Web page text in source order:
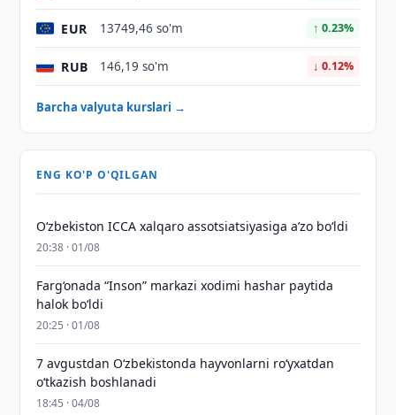
EUR 13749,46 so'm ↑ 0.23%
RUB 146,19 so'm ↓ 0.12%
Barcha valyuta kurslari →
ENG KO'P O'QILGAN
O‘zbekiston ICCA xalqaro assotsiatsiyasiga aʼzo bo‘ldi
20:38 · 01/08
Farg‘onada “Inson” markazi xodimi hashar paytida
halok bo‘ldi
20:25 · 01/08
7 avgustdan O‘zbekistonda hayvonlarni ro‘yxatdan
o‘tkazish boshlanadi
18:45 · 04/08